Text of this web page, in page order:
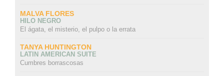
MALVA FLORES
HILO NEGRO
El ágata, el misterio, el pulpo o la errata
TANYA HUNTINGTON
LATIN AMERICAN SUITE
Cumbres borrascosas